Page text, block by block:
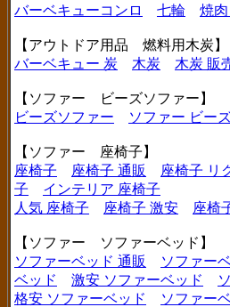
バーベキューコンロ
七輪 焼
【アウトドア用品 燃料用木炭】
バーベキュー 炭
木炭 木炭 販
【ソファー ビーズソファー】
ビーズソファー
ソファー ビー
【ソファー 座椅子】
座椅子
座椅子 通販 座椅子 リ
子
インテリア 座椅子
人気 座椅子
座椅子 激安 座椅
【ソファー ソファーベッド】
ソファーベッド 通販
ソファー
ベッド
激安 ソファーベッド
格安 ソファーベッド
ソファー